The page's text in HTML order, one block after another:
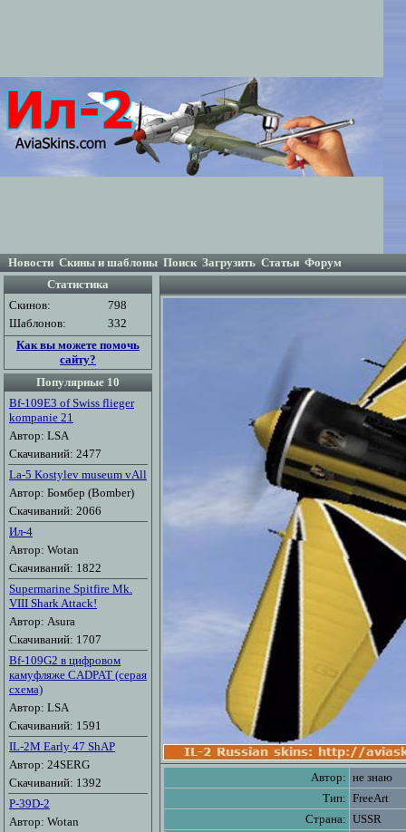
Новости Скины и шаблоны Поиск Загрузить Статьи Форум
Статистика
Скинов:
798
Шаблонов:
332
Как вы можете помочь
сайту?
Популярные 10
Bf-109E3 of Swiss flieger
kompanie 21
Автор: LSA
Скачиваний: 2477
La-5 Kostylev museum vAll
Автор: Бомбер (Bomber)
Скачиваний: 2066
Ил-4
Автор: Wotan
Скачиваний: 1822
Supermarine Spitfire Mk.
VIII Shark Attack!
Автор: Asura
Скачиваний: 1707
Bf-109G2 в цифровом
камуфляже CADPAT (серая
схема)
Автор: LSA
Скачиваний: 1591
IL-2M Early 47 ShAP
Автор: 24SERG
Скачиваний: 1392
P-39D-2
Автор: Wotan
Автор: не знаю
Тип: FreeArt
Страна: USSR